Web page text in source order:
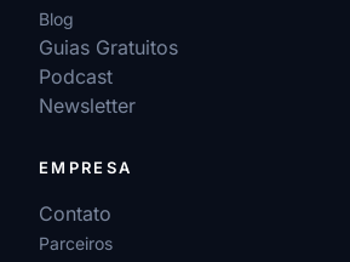
Blog
Guias Gratuitos
Podcast
Newsletter
EMPRESA
Contato
Parceiros